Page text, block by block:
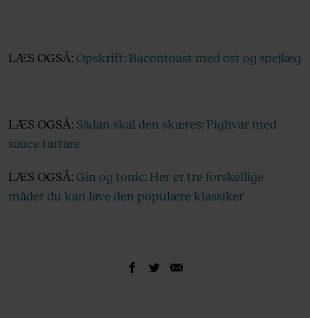
LÆS OGSÅ:Opskrift: Bacontoast med ost og spejlæg
LÆS OGSÅ: Sådan skal den skæres: Pighvar med
sauce tartare
LÆS OGSÅ:Gin og tonic: Her er tre forskellige
måder du kan lave den populære klassiker